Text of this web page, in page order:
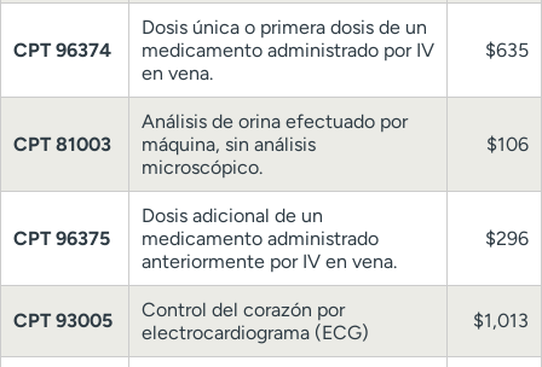
CPT 96374
Dosis única o primera dosis de un
medicamento administrado por IV
en vena.
$635
CPT 81003
Análisis de orina efectuado por
máquina, sin análisis
microscópico.
$106
CPT 96375
Dosis adicional de un
medicamento administrado
anteriormente por IV en vena.
$296
CPT 93005
Control del corazón por
electrocardiograma (ECG)
$1,013